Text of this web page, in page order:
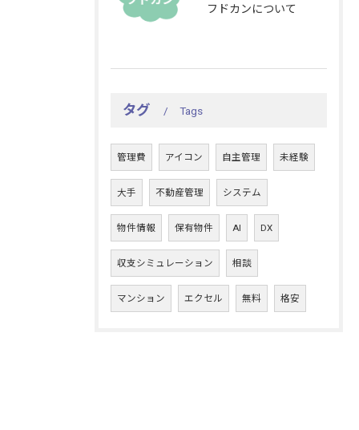
フドカンについて
タグ Tags
管理費 アイコン 自主管理 未経験
大手 不動産管理 システム
物件情報 保有物件 AI DX
収支シミュレーション 相談
マンション エクセル 無料 格安